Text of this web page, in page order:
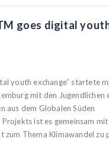
goes digital
youth exchange“ startete
mit den Jugendlichen
aus dem Globalen Süden
ist es gemeinsam
Thema Klimawandel zu